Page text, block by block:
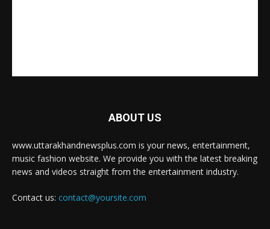
ABOUT US
www.uttarakhandnewsplus.com is your news, entertainment,
music fashion website. We provide you with the latest breaking
news and videos straight from the entertainment industry.
Contact us: contact@yoursite.com